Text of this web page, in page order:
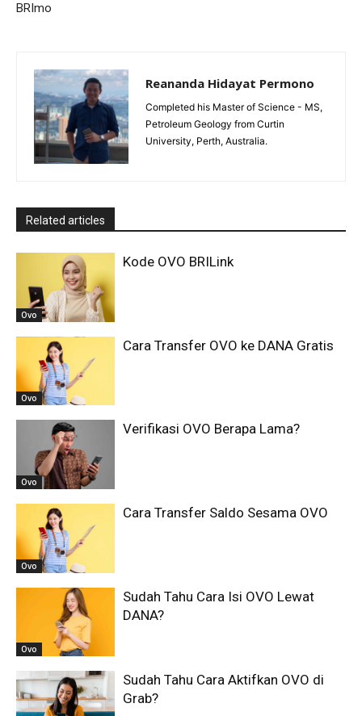
BRImo
Reananda Hidayat Permono
Completed his Master of Science - MS,
Petroleum Geology from Curtin
University, Perth, Australia.
Related articles
Ovo
Kode OVO BRILink
Ovo
Cara Transfer OVO ke DANA Gratis
Ovo
Verifikasi OVO Berapa Lama?
Ovo
Cara Transfer Saldo Sesama OVO
Ovo
Sudah Tahu Cara Isi OVO Lewat
DANA?
Sudah Tahu Cara Aktifkan OVO di
Grab?